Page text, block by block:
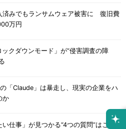
済みでもランサムウェア被害に 復旧費
万円
クダウンモード」が“侵害調査の障
「Claude」は暴走し、現実の企業をハ
か
い仕事」が見つかる“4つの質問”はこれ